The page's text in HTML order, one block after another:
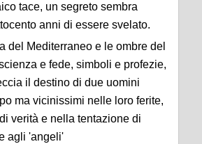
tace, un segreto sembra
anni di essere svelato.
del Mediterraneo e le ombre del
e fede, simboli e profezie,
il destino di due uomini
ma vicinissimi nelle loro ferite,
verità e nella tentazione di
agli 'angeli'